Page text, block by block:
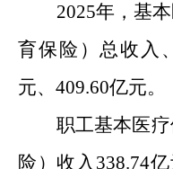
2025年，基
育保险）总收入
元、 409.60亿元。
职工基本医
险）收入 338.74亿